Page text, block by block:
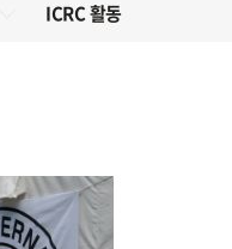
ICRC 활동